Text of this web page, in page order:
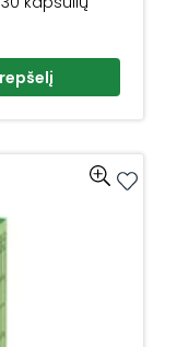
liposomoje, 30